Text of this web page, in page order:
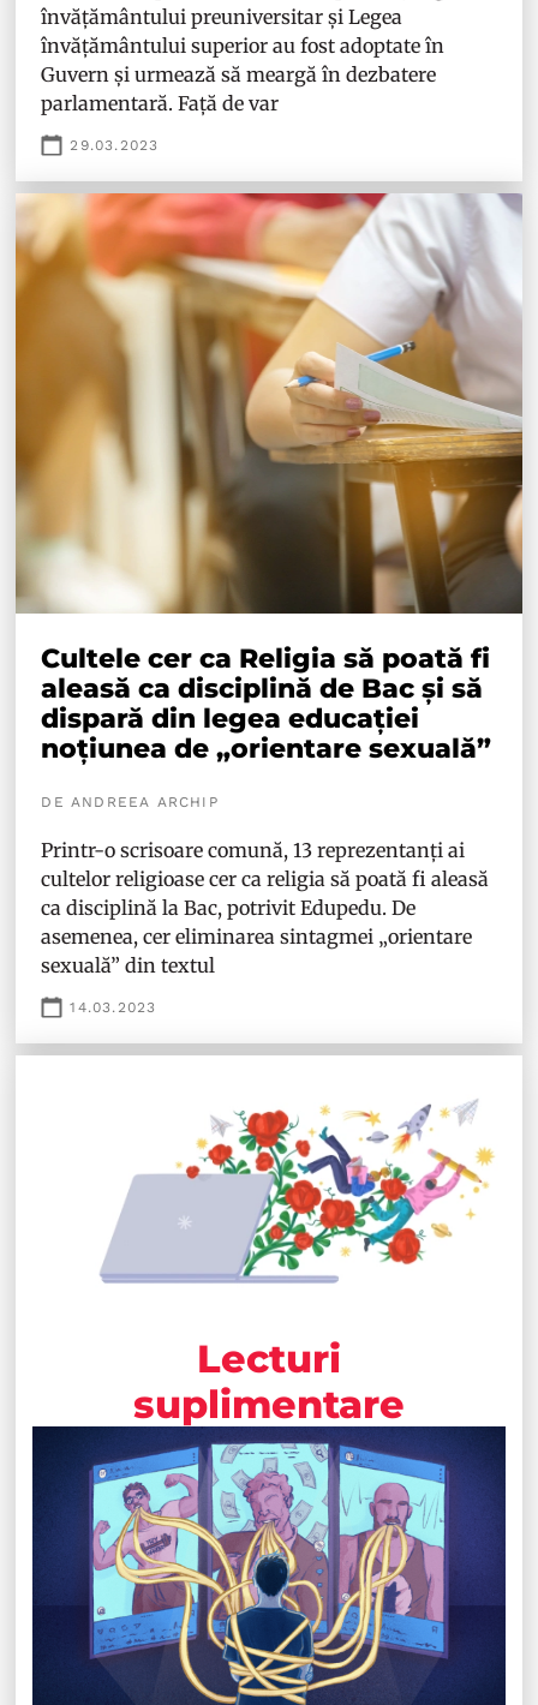
învățământului preuniversitar și Legea
învățământului superior au fost adoptate în
Guvern și urmează să meargă în dezbatere
parlamentară. Față de var
29.03.2023
Cultele cer ca Religia să poată fi
aleasă ca disciplină de Bac și să
dispară din legea educației
noțiunea de „orientare sexuală”
DE ANDREEA ARCHIP
Printr-o scrisoare comună, 13 reprezentanți ai
cultelor religioase cer ca religia să poată fi aleasă
ca disciplină la Bac, potrivit Edupedu. De
asemenea, cer eliminarea sintagmei „orientare
sexuală” din textul
14.03.2023
Lecturi
suplimentare